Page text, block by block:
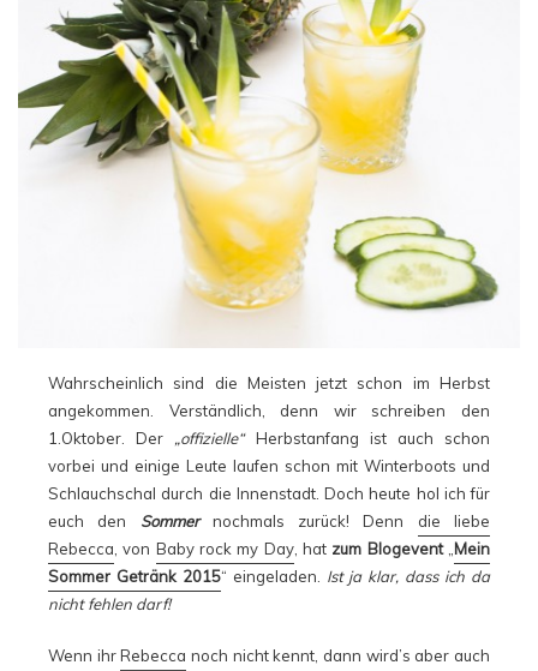
Wahrscheinlich sind die Meisten jetzt schon im Herbst
angekommen. Verständlich, denn wir schreiben den
1.Oktober. Der „offizielle“Herbstanfang ist auch schon
vorbei und einige Leute laufen schon mit Winterboots und
Schlauchschal durch die Innenstadt. Doch heute hol ich für
euch den Sommernochmals zurück! Denn die liebe
Rebecca, von Baby rock my Day, hat zum Blogevent„Mein
Sommer Getränk 2015“ eingeladen. Ist ja klar, dass ich da
nicht fehlen darf!
Wenn ihrRebecca noch nicht kennt, dann wird’s aber auch